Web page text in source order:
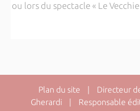
ou lors du spectacle « Le
Plan du site | Directeur de
Gherardi | Responsable